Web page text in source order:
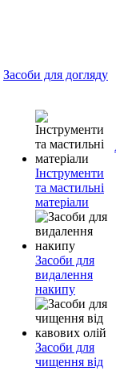
Засоби для догляду
Інструменти
та мастильні
матеріали
Засоби для
видалення
накипу
Засоби для
чищення від